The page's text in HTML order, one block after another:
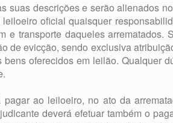
suas descrições e serão alienados
oficial quaisquer
e transporte daqueles arrematados.
de evicção, sendo exclusiva
oferecidos em leilão. Qualquer
ao leiloeiro, no ato da
deverá efetuar também o